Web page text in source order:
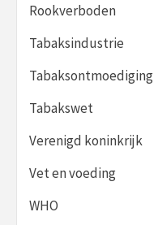
Rookverboden
Tabaksindustrie
Tabaksontmoediging
Tabakswet
Verenigd koninkrijk
Vet en voeding
WHO